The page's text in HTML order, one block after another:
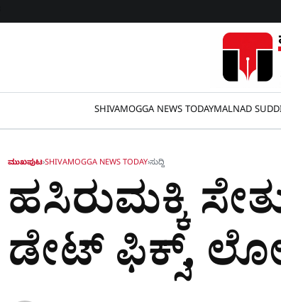
SHIVAMOGGA NEWS TODAYMALNAD
ಮುಖಪುಟ›SHIVAMOGGA NEWS TODAY›ಸುದ್ದಿ
ಹಸಿರುಮಕ್ಕಿ
ಡೇಟ್​ ಫಿಕ್ಸ್​,